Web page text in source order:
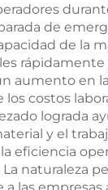
de
de la
rápidamente
aumento en
costos
lograda
y el
eficiencia
naturaleza
las empresas